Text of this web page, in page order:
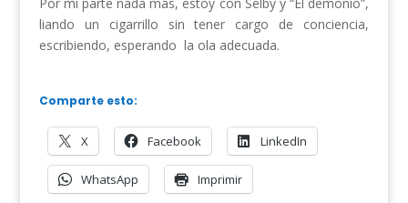
liando un cigarrillo sin tener cargo de conciencia,
escribiendo, esperando la ola adecuada.
Comparte esto:
X Facebook LinkedIn
WhatsApp Imprimir